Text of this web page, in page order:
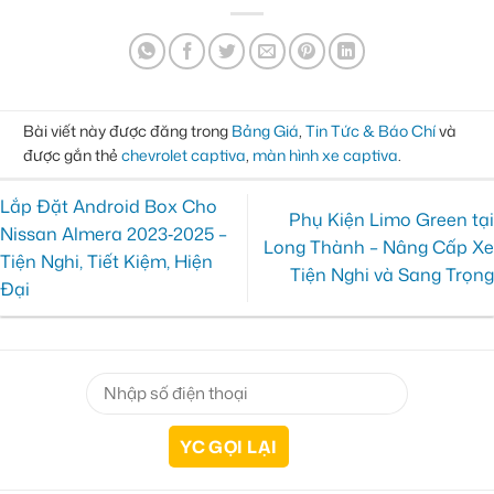
Bài viết này được đăng trong Bảng Giá, Tin Tức & Báo Chívà
được gắn thẻ chevrolet captiva, màn hình xe captiva.
Lắp Đặt Android Box Cho
Nissan Almera 2023‑2025 –
Tiện Nghi, Tiết Kiệm, Hiện
Đại
Phụ Kiện Limo Green tại
Long Thành – Nâng Cấp Xe
Tiện Nghi và Sang Trọng